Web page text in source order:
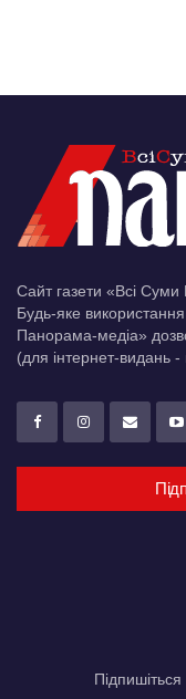
Сайт газети «Всі
Будь-яке
Панорама-медіа»
(для інтернет-видань